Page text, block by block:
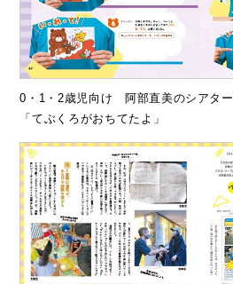
0・1・2歳児向け 阿部直美のシアター
「てぶくろがおちてたよ」